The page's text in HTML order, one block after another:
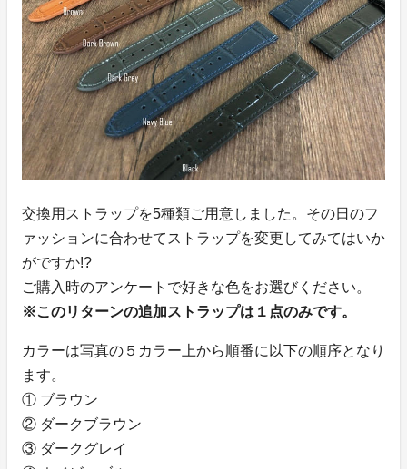
交換用ストラップを5種類ご用意しました。その日のフ
ァッションに合わせてストラップを変更してみてはいか
がですか!?
ご購入時のアンケートで好きな色をお選びください。
※このリターンの追加ストラップは１点のみです。
カラーは写真の５カラー上から順番に以下の順序となり
ます。
① ブラウン
② ダークブラウン
③ ダークグレイ